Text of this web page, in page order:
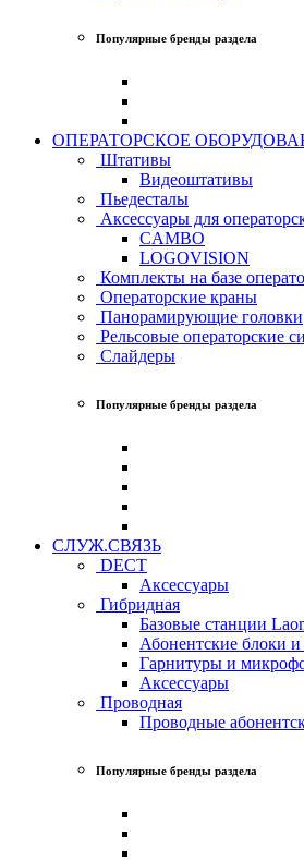
Популярные бренды раздела
ОПЕРАТОРСКОЕ
Штативы
Видеоштативы
Пьедесталы
Аксессуары для
CAMBO
LOGOVISION
Комплекты на базе
Операторские краны
Панорамирующие головки
Рельсовые операторские
Слайдеры
Популярные бренды раздела
СЛУЖ.СВЯЗЬ
DECT
Аксессуары
Гибридная
Базовые станции
Абонентские блоки
Гарнитуры и
Аксессуары
Проводная
Проводные
Популярные бренды раздела